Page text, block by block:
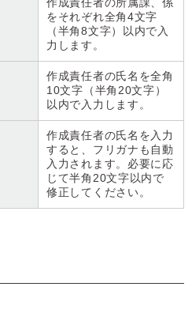
をそれぞれ全角4文字
（半角8文字）以内で入
力します。
作成責任者の氏名を全角
10文字（半角20文字）
以内で入力します。
作成責任者の氏名を入力
すると、フリガナも自動
入力されます。必要に応
じて半角20文字以内で
修正してください。